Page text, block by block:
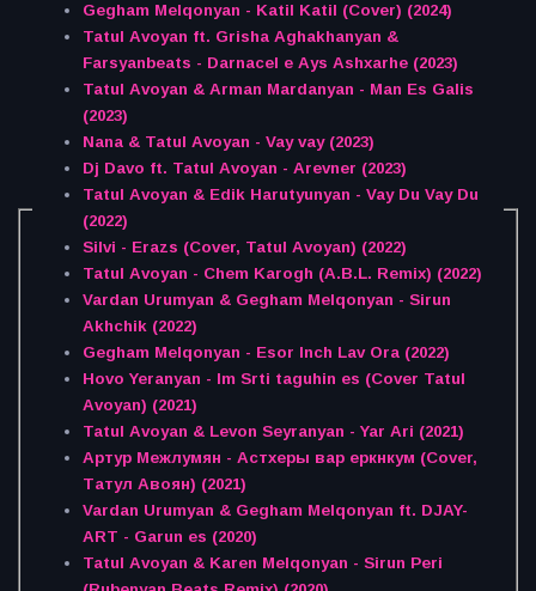
Gegham Melqonyan - Katil Katil (Cover) (2024)
Tatul Avoyan ft. Grisha Aghakhanyan &
Farsyanbeats - Darnacel e Ays Ashxarhe (2023)
Tatul Avoyan & Arman Mardanyan - Man Es Galis
(2023)
Nana & Tatul Avoyan - Vay vay (2023)
Dj Davo ft. Tatul Avoyan - Arevner (2023)
Tatul Avoyan & Edik Harutyunyan - Vay Du Vay Du
(2022)
Silvi - Erazs (Cover, Tatul Avoyan) (2022)
Tatul Avoyan - Chem Karogh (A.B.L. Remix) (2022)
Vardan Urumyan & Gegham Melqonyan - Sirun
Akhchik (2022)
Gegham Melqonyan - Esor Inch Lav Ora (2022)
Hovo Yeranyan - Im Srti taguhin es (Cover Tatul
Avoyan) (2021)
Tatul Avoyan & Levon Seyranyan - Yar Ari (2021)
Артур Межлумян - Астхеры вар еркнкум (Cover,
Татул Авоян) (2021)
Vardan Urumyan & Gegham Melqonyan ft. DJAY-
ART - Garun es (2020)
Tatul Avoyan & Karen Melqonyan - Sirun Peri